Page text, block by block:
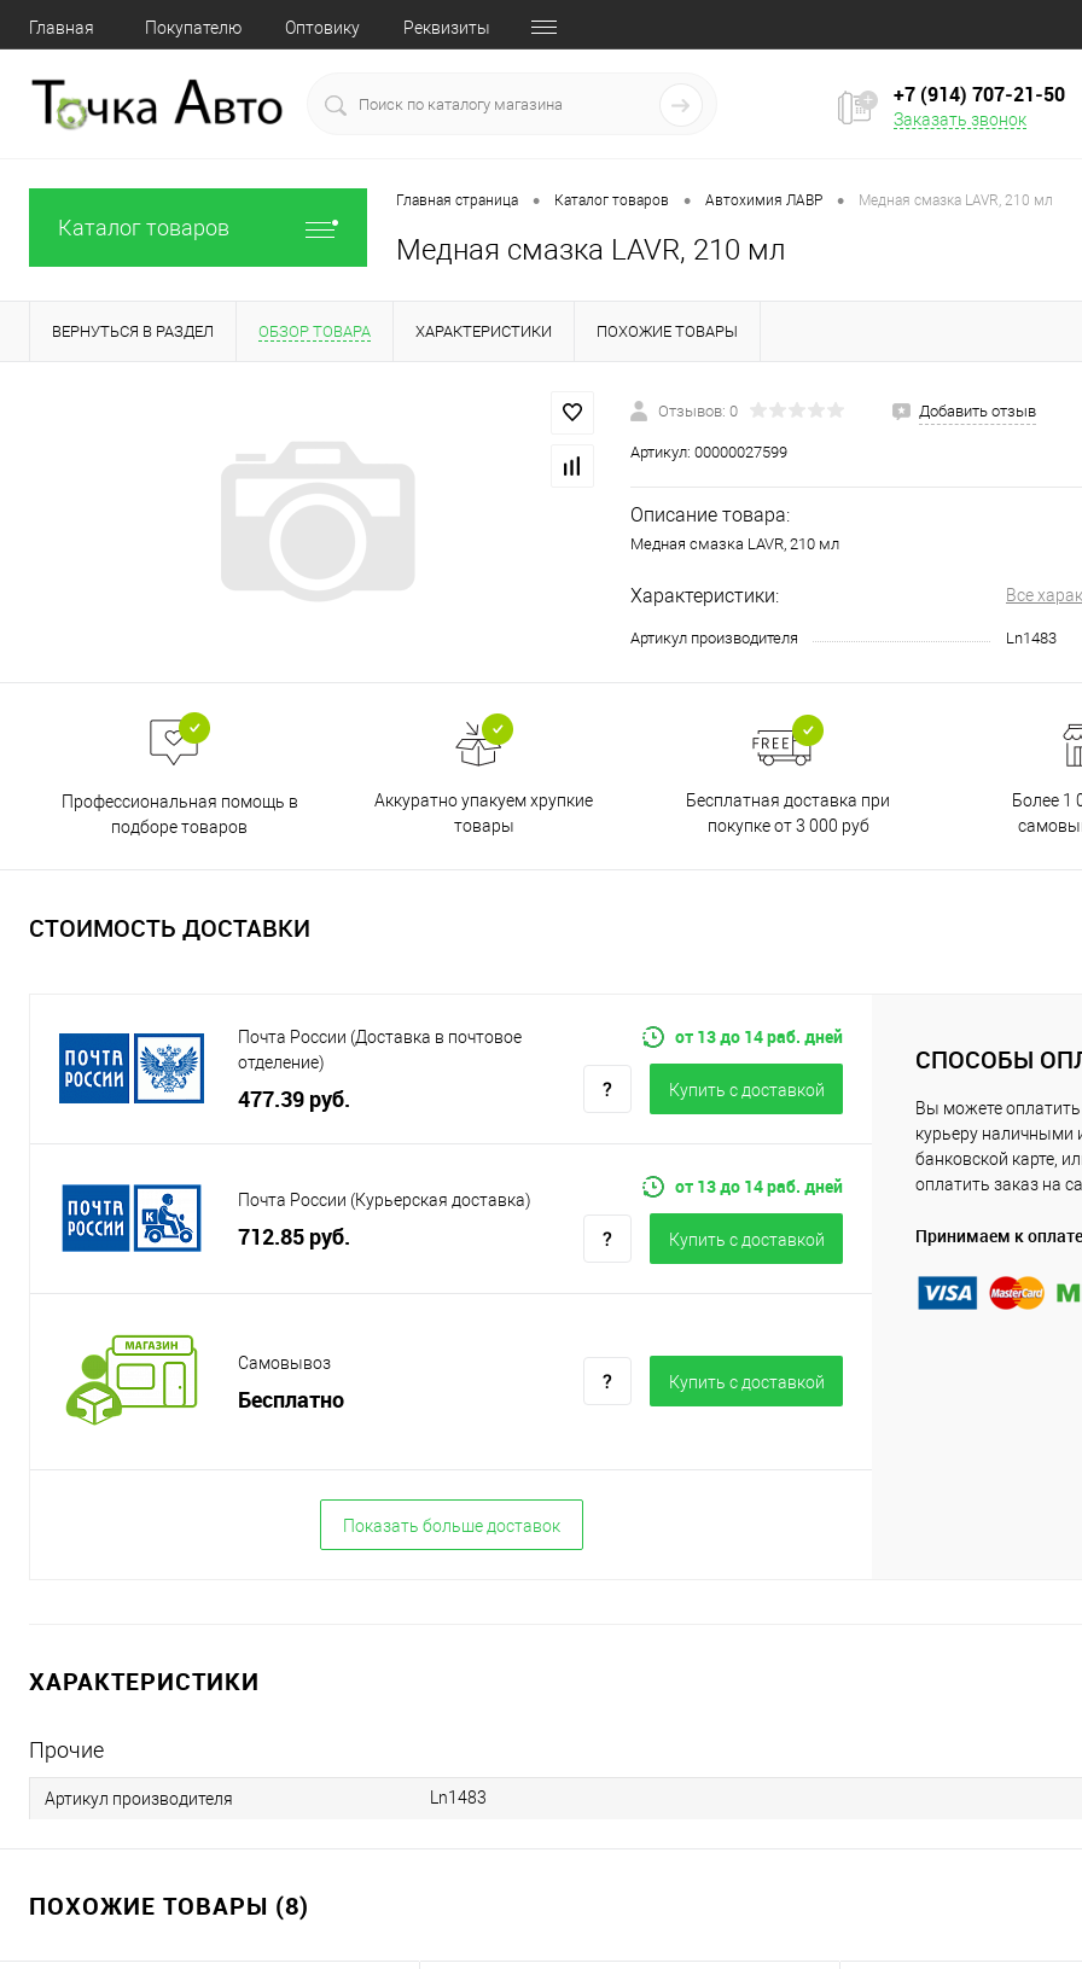
Главная Покупателю Оптовику Реквизиты
+7 (914) 707‒21‒50
Заказать звонок
Каталог товаров
Главная страница • Каталог товаров • Автохимия ЛАВР • Медная смазка LAVR, 210 мл
Медная смазка LAVR, 210 мл
ВЕРНУТЬСЯ В РАЗДЕЛ ОБЗОР ТОВАРА ХАРАКТЕРИСТИКИ ПОХОЖИЕ ТОВАРЫ
Отзывов: 0 Добавить отзыв
Артикул: 00000027599
Описание товара:
Медная смазка LAVR, 210 мл
Характеристики: Все
Артикул производителя Ln1483
Профессиональная помощь в
подборе товаров
Аккуратно упакуем хрупкие
товары
Бесплатная доставка при
покупке от 3 000 руб
Более 1
СТОИМОСТЬ ДОСТАВКИ
Почта России (Доставка в почтовое
отделение)
477.39 руб.
от 13 до 14 раб. дней
Купить c доставкой
Почта России (Курьерская доставка)
712.85 руб.
от 13 до 14 раб. дней
Купить c доставкой
Самовывоз
Бесплатно
Купить c доставкой
Показать больше доставок
СПОСОБЫ
Вы можете оплатить
курьеру наличными
банковской карте,
оплатить заказ на
Принимаем к оплате
ХАРАКТЕРИСТИКИ
Прочие
Артикул производителя Ln1483
ПОХОЖИЕ ТОВАРЫ (8)